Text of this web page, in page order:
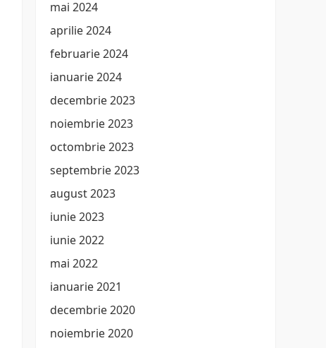
mai 2024
aprilie 2024
februarie 2024
ianuarie 2024
decembrie 2023
noiembrie 2023
octombrie 2023
septembrie 2023
august 2023
iunie 2023
iunie 2022
mai 2022
ianuarie 2021
decembrie 2020
noiembrie 2020